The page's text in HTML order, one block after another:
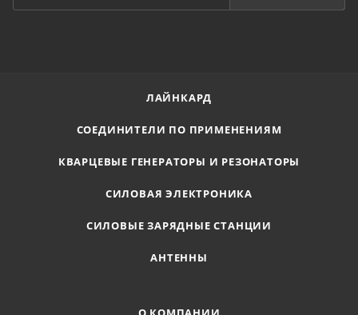
ЛАЙНКАРД
СОЕДИНИТЕЛИ ПО ПРИМЕНЕНИЯМ
КВАРЦЕВЫЕ ГЕНЕРАТОРЫ И РЕЗОНАТОРЫ
СИЛОВАЯ ЭЛЕКТРОНИКА
СИЛОВЫЕ ЗАРЯДНЫЕ СТАНЦИИ
АНТЕННЫ